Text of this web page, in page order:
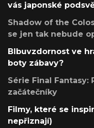
vás japonské
Shadow of the
se jen tak nebude
Blbuvzdornost ve
boty zábavy?
Série Final Fantasy:
začátečníky
Filmy, které se
nepřiznají)